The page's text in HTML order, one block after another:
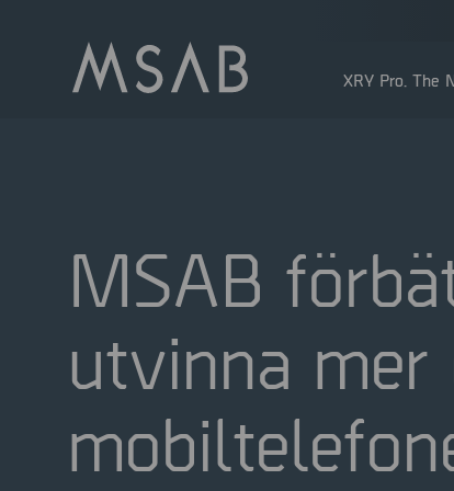
XRY Pro. The
Större aktieägare
Insidertransaktioner
MSAB
utvinna